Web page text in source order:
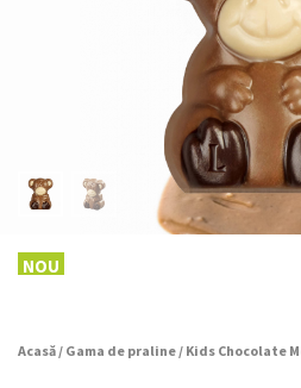
Acasă/ Gama de praline/ Kids Chocolate
NOU